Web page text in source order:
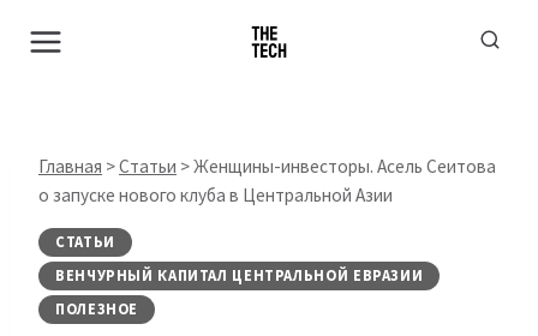
Главная >Статьи >Женщины-инвесторы. Асель Сеитова
о запуске нового клуба в Центральной Азии
СТАТЬИ
ВЕНЧУРНЫЙ КАПИТАЛ ЦЕНТРАЛЬНОЙ ЕВРАЗИИ
ПОЛЕЗНОЕ